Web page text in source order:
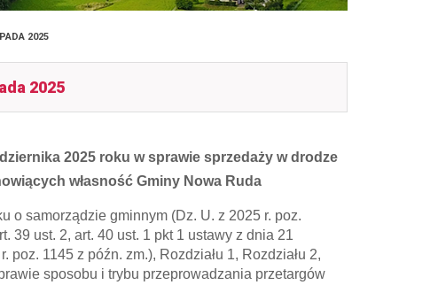
2025
2025
2025 roku w sprawie sprzedaży w drodze
własność Gminy Nowa Ruda
o samorządzie gminnym (Dz. U. z 2025 r. poz.
39 ust. 2, art. 40 ust. 1 pkt 1 ustawy z dnia 21
1145 z późn. zm.), Rozdziału 1, Rozdziału 2,
sposobu i trybu przeprowadzania przetargów